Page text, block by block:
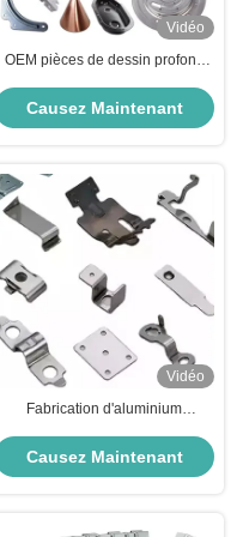
Vidéo
OEM pièces de dessin profond
pour l'électronique automobile
Causez Maintenant
Vidéo
Fabrication d'aluminium
Fabrication de plaques
métalliques OEM
Causez Maintenant